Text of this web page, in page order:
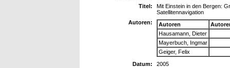
Titel:
Mit Einstein in den Bergen:
Satellitennavigation
Autoren:
Autoren
Hausamann, Dieter
Mayerbuch, Ingmar
Geiger, Felix
Datum:
2005